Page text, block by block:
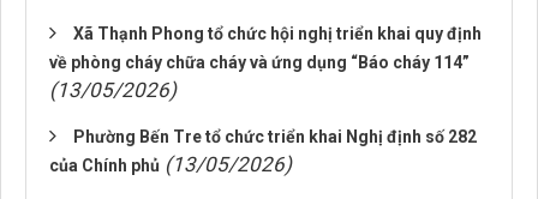
Xã Thạnh Phong tổ chức hội nghị triển khai quy định
về phòng cháy chữa cháy và ứng dụng “Báo cháy 114”
(13/05/2026)
Phường Bến Tre tổ chức triển khai Nghị định số 282
của Chính phủ (13/05/2026)